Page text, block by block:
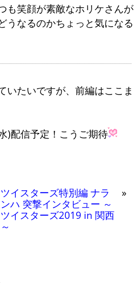
も笑顔が素敵なホリケさんが
うなるのかちょっと気になる
いたいですが、前編はここま
)配信予定！こうご期待
ツイスターズ特別編 ナラ
ンハ 突撃インタビュー ～
ツイスターズ2019 in 関西
～
»